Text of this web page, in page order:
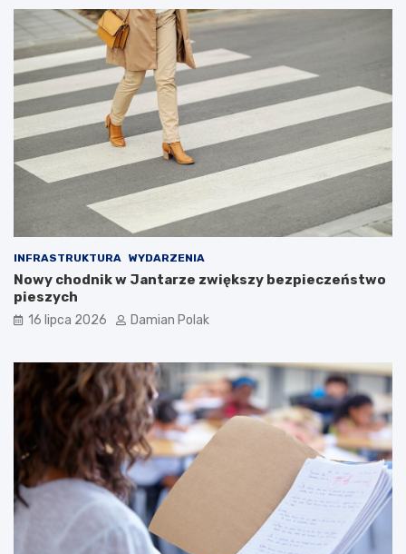
INFRASTRUKTURA WYDARZENIA
Nowy chodnik w Jantarze zwiększy bezpieczeństwo
pieszych
16 lipca 2026 Damian Polak